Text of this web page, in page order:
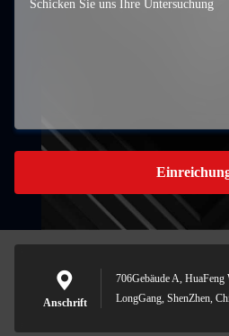
Anschrift
706Gebäude A, HuaFeng
LongGang, ShenZhen,